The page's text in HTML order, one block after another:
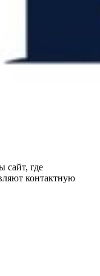
сайт, где
контактную